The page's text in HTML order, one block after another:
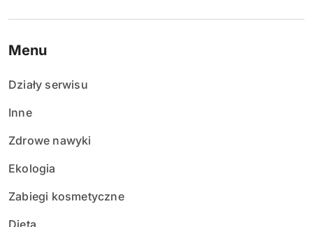
Menu
Działy serwisu
Inne
Zdrowe nawyki
Ekologia
Zabiegi kosmetyczne
Dieta